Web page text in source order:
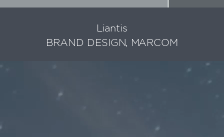
Liantis
BRAND DESIGN, MARCOM